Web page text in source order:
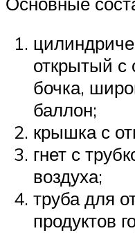
открытый с
бочка,
баллон;
крышка с
гнет с
воздуха;
труба для
продуктов